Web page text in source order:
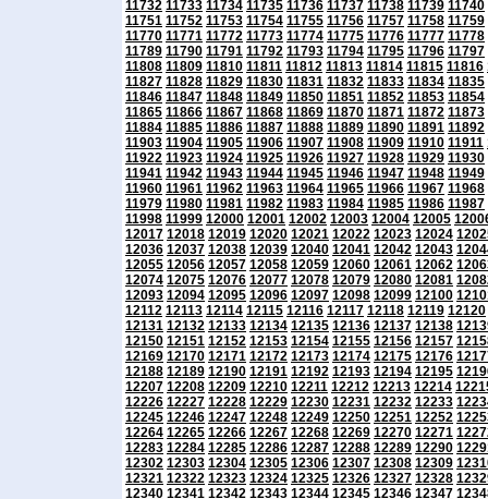
11732 11733 11734 11735 11736 11737 11738 11739 11740
11751 11752 11753 11754 11755 11756 11757 11758 11759
11770 11771 11772 11773 11774 11775 11776 11777 11778
11789 11790 11791 11792 11793 11794 11795 11796 11797
11808 11809 11810 11811 11812 11813 11814 11815 11816
11827 11828 11829 11830 11831 11832 11833 11834 11835
11846 11847 11848 11849 11850 11851 11852 11853 11854
11865 11866 11867 11868 11869 11870 11871 11872 11873
11884 11885 11886 11887 11888 11889 11890 11891 11892
11903 11904 11905 11906 11907 11908 11909 11910 11911
11922 11923 11924 11925 11926 11927 11928 11929 11930
11941 11942 11943 11944 11945 11946 11947 11948 11949
11960 11961 11962 11963 11964 11965 11966 11967 11968
11979 11980 11981 11982 11983 11984 11985 11986 11987
11998 11999 12000 12001 12002 12003 12004 12005
12017 12018 12019 12020 12021 12022 12023 12024
12036 12037 12038 12039 12040 12041 12042 12043
12055 12056 12057 12058 12059 12060 12061 12062
12074 12075 12076 12077 12078 12079 12080 12081
12093 12094 12095 12096 12097 12098 12099 12100
12112 12113 12114 12115 12116 12117 12118 12119 12120
12131 12132 12133 12134 12135 12136 12137 12138
12150 12151 12152 12153 12154 12155 12156 12157
12169 12170 12171 12172 12173 12174 12175 12176
12188 12189 12190 12191 12192 12193 12194 12195
12207 12208 12209 12210 12211 12212 12213 12214
12226 12227 12228 12229 12230 12231 12232 12233
12245 12246 12247 12248 12249 12250 12251 12252
12264 12265 12266 12267 12268 12269 12270 12271
12283 12284 12285 12286 12287 12288 12289 12290
12302 12303 12304 12305 12306 12307 12308 12309
12321 12322 12323 12324 12325 12326 12327 12328
12340 12341 12342 12343 12344 12345 12346 12347